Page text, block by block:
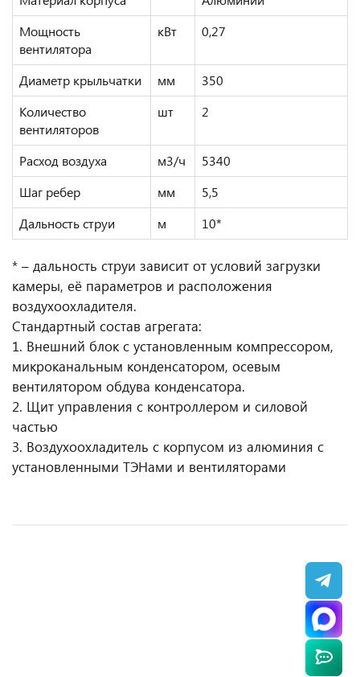
Мощность
вентилятора
кВт 0,27
Диаметр крыльчатки мм
350
Количество
вентиляторов
шт 2
Расход воздуха м3/ч
5340
Шаг ребер
мм
5,5
Дальность струи
м 10*
* – дальность струи зависит от условий загрузки
камеры, её параметров и расположения
воздухоохладителя.
Стандартный состав агрегата:
1. Внешний блок с установленным компрессором,
микроканальным конденсатором, осевым
вентилятором обдува конденсатора.
2. Щит управления с контроллером и силовой
частью
3. Воздухоохладитель с корпусом из алюминия с
установленными ТЭНами и вентиляторами